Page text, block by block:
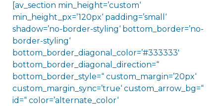
[av_section min_height=’custom‘
min_height_px=’120px‘ padding=’small‘
shadow=’no-border-styling‘ bottom_border=’no-
border-styling‘
bottom_border_diagonal_color=’#333333′
bottom_border_diagonal_direction=“
bottom_border_style=“ custom_margin=’20px‘
custom_margin_sync=’true‘ custom_arrow_bg=“
id=“ color=’alternate_color‘